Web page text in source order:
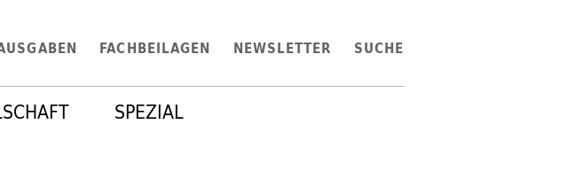
FACHBEILAGEN NEWSLETTER SUCHE
SPEZIAL